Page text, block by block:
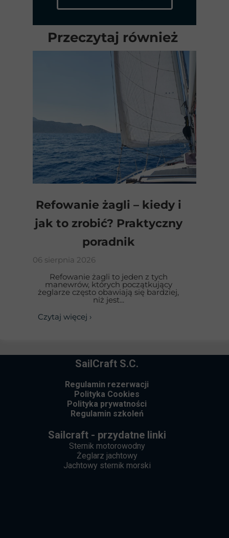
Przeczytaj również
Refowanie żagli – kiedy i
jak to zrobić? Praktyczny
poradnik
06 sierpnia 2026
Refowanie żagli to jeden z tych
manewrów, których początkujący
żeglarze często obawiają się bardziej,
niż jest...
Czytaj więcej ›
Sailcraft - przydatne linki
Sternik motorowodny
Żeglarz jachtowy
Jachtowy sternik morski
SailCraft S.C.
Regulamin rezerwacji
Polityka Cookies
Polityka prywatności
Regulamin szkoleń